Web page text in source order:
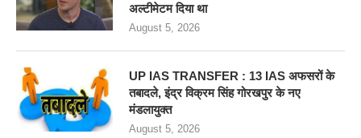
अल्टीमेटम दिया था
August 5, 2026
UP IAS TRANSFER : 13 IAS अफसरों के
तबादले, इंद्र विक्रम सिंह गोरखपुर के नए
मंडलायुक्त
August 5, 2026